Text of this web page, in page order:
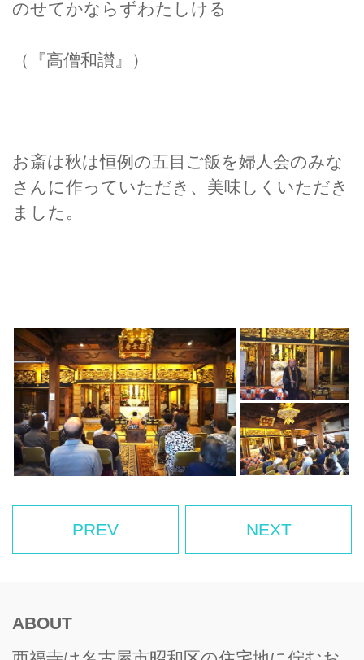
のせてかならずわたしける
（『高僧和讃』）
お斎は秋は恒例の五目ご飯を婦人会のみな
さんに作っていただき、美味しくいただき
ました。
PREV NEXT
ABOUT